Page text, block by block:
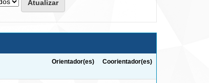
Orientador(es) Coorientador(es)